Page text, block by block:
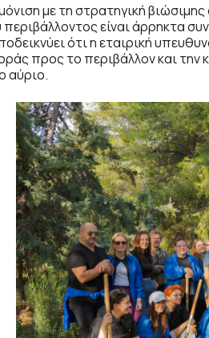
με τη στρατηγική
περιβάλλοντος είναι άρρηκτα
ότι η εταιρική
προς το περιβάλλον και την
αύριο.